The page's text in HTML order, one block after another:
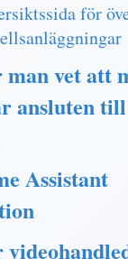
för
man vet att
ansluten
Assistant